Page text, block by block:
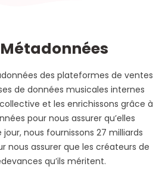
des plateformes de ventes
de données musicales internes
et les enrichissons grâce à
pour nous assurer qu’elles
nous fournissons 27 milliards
nous assurer que les créateurs de
qu’ils méritent.